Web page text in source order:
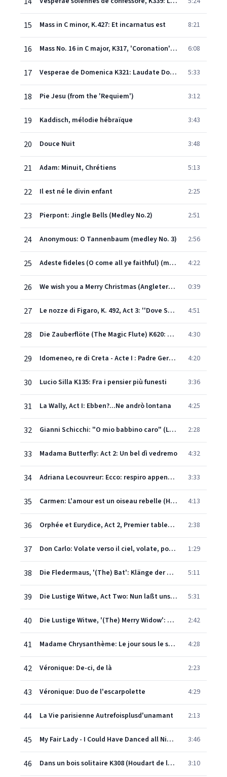
15 Mass in C minor, K.427: Et incarnatus est 8:21
16 Mass No. 16 in C major, K317, 'Coronation': Agnus Dei 6:08
17 Vesperae de Domenica K321: Laudate Dominum 5:33
18 Pie Jesu (from the 'Requiem') 3:12
19 Kaddisch, mélodie hébraïque 3:43
20 Douce Nuit 3:48
21 Adam: Minuit, Chrétiens 5:13
22 Il est né le divin enfant 2:25
23 Pierpont: Jingle Bells (Medley No.2) 2:51
24 Anonymous: O Tannenbaum (medley No. 3) 2:56
25 Adeste fideles (O come all ye faithful) (medley n°3) 4:22
26 We wish you a Merry Christmas (Angleterre) (medley n°4) 0:39
27 Le nozze di Figaro, K. 492, Act 3: ''Dove Sono'' (Countess) 4:51
28 Die Zauberflöte (The Magic Flute) K620: Ach, ich fühl's 4:30
29 Idomeneo, re di Creta - Acte I : Padre Germani, addio voi foste (Ilia) 4:20
30 Lucio Silla K135: Fra i pensier più funesti 3:36
31 La Wally, Act I: Ebben?...Ne andrò lontana 4:25
32 Gianni Schicchi: "O mio babbino caro" (Lauretta) 2:28
33 Madama Butterfly: Act 2: Un bel dì vedremo 4:32
34 Adriana Lecouvreur: Ecco: respiro appena...Io son l'umile ancella 3:33
35 Carmen: L'amour est un oiseau rebelle (Habanera) 4:13
36 Orphée et Eurydice, Act 2, Premier tableau - Une horrible caverne, Deuxième tableau - Les Champs-Elysées, Scène 1 (Eurydice et le Choeur): Air avec choeur: Cet asile aimable et tranquille (Eurydice) 2:38
37 Don Carlo: Volate verso il ciel, volate, pover'alme 1:29
38 Die Fledermaus, '(The) Bat': Klänge der Heimat (Czardas) 5:11
39 Die Lustige Witwe, Act Two: Nun laßt uns aber wie daheim...Es lebt' eine Vilja (Vilja-Lied) (Hanna/Chor) 5:31
40 Die Lustige Witwe, '(The) Merry Widow': Lippen schweigen (Hanna, Danilo) 2:42
41 Madame Chrysanthème: Le jour sous le soleil béni 4:28
42 Véronique: De-ci, de là 2:23
43 Véronique: Duo de l'escarpolette 4:29
44 La Vie parisienne Autrefoisplusd'unamant 2:13
45 My Fair Lady - I Could Have Danced all Night 3:46
46 Dans un bois solitaire K308 (Houdart de la Motte) 3:10